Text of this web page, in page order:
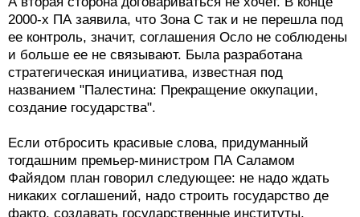
2000-х ПА заявила, что Зона С так и не перешла под
ее контроль, значит, соглашения Осло не соблюдены
и больше ее не связывают. Была разработана
стратегическая инициатива, известная под
названием "Палестина: Прекращение оккупации,
создание государства".
Если отбросить красивые слова, придуманный
тогдашним премьер-министром ПА Саламом
Файядом план говорил следующее: не надо ждать
никаких соглашений, надо строить государство де
факто, создавать государственные институты,